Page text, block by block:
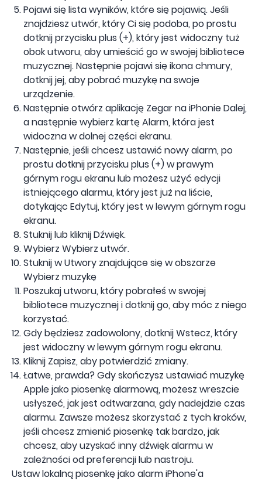
Pojawi się lista wyników, które się pojawią. Jeśli
znajdziesz utwór, który Ci się podoba, po prostu
dotknij przycisku plus (+), który jest widoczny tuż
obok utworu, aby umieścić go w swojej bibliotece
muzycznej. Następnie pojawi się ikona chmury,
dotknij jej, aby pobrać muzykę na swoje
urządzenie.
Następnie otwórz aplikację Zegar na iPhonie Dalej,
a następnie wybierz kartę Alarm, która jest
widoczna w dolnej części ekranu.
Następnie, jeśli chcesz ustawić nowy alarm, po
prostu dotknij przycisku plus (+) w prawym
górnym rogu ekranu lub możesz użyć edycji
istniejącego alarmu, który jest już na liście,
dotykając Edytuj, który jest w lewym górnym rogu
ekranu.
Stuknij lub kliknij Dźwięk.
Wybierz Wybierz utwór.
Stuknij w Utwory znajdujące się w obszarze
Wybierz muzykę
Poszukaj utworu, który pobrałeś w swojej
bibliotece muzycznej i dotknij go, aby móc z niego
korzystać.
Gdy będziesz zadowolony, dotknij Wstecz, który
jest widoczny w lewym górnym rogu ekranu.
Kliknij Zapisz, aby potwierdzić zmiany.
Łatwe, prawda? Gdy skończysz ustawiać muzykę
Apple jako piosenkę alarmową, możesz wreszcie
usłyszeć, jak jest odtwarzana, gdy nadejdzie czas
alarmu. Zawsze możesz skorzystać z tych kroków,
jeśli chcesz zmienić piosenkę tak bardzo, jak
chcesz, aby uzyskać inny dźwięk alarmu w
zależności od preferencji lub nastroju.
Ustaw lokalną piosenkę jako alarm iPhone'a